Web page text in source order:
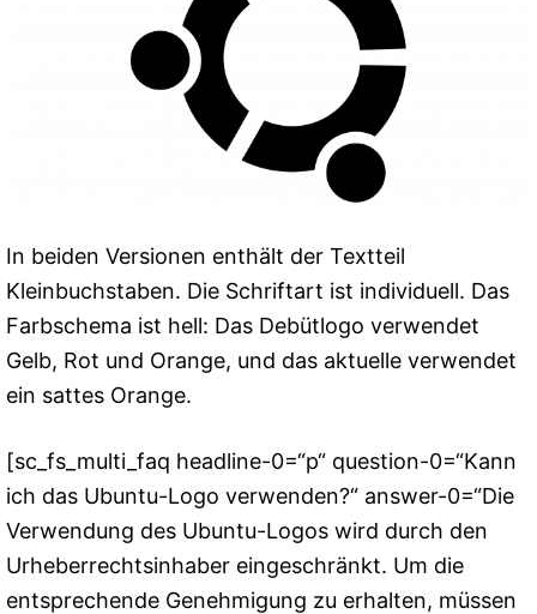
In beiden Versionen enthält der Textteil
Kleinbuchstaben. Die Schriftart ist individuell. Das
Farbschema ist hell: Das Debütlogo verwendet
Gelb, Rot und Orange, und das aktuelle verwendet
ein sattes Orange.
[sc_fs_multi_faq headline-0=“p“ question-0=“Kann
ich das Ubuntu-Logo verwenden?“ answer-0=“Die
Verwendung des Ubuntu-Logos wird durch den
Urheberrechtsinhaber eingeschränkt. Um die
entsprechende Genehmigung zu erhalten, müssen